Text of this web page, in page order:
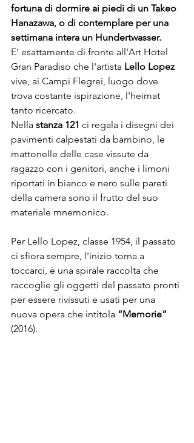
fortuna di dormire ai piedi di un Takeo
Hanazawa, o di contemplare per una
settimana intera un Hundertwasser.
E' esattamente di fronte all'Art Hotel
Gran Paradiso che l'artista Lello Lopez
vive, ai Campi Flegrei, luogo dove
trova costante ispirazione, l'heimat
tanto ricercato.
Nella stanza 121 ci regala i disegni dei
pavimenti calpestati da bambino, le
mattonelle delle case vissute da
ragazzo con i genitori, anche i limoni
riportati in bianco e nero sulle pareti
della camera sono il frutto del suo
materiale mnemonico.
Per Lello Lopez, classe 1954, il passato
ci sfiora sempre, l'inizio torna a
toccarci, è una spirale raccolta che
raccoglie gli oggetti del passato pronti
per essere rivissuti e usati per una
nuova opera che intitola “Memorie”
(2016).